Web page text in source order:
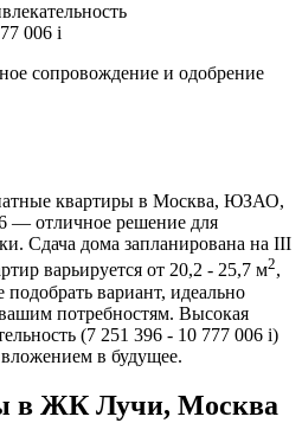
006 i
сопровождение и одобрение
квартиры в Москва, ЮЗАО,
— отличное решение для
Сдача дома запланирована на III
варьируется от 20,2 - 25,7 м2,
вариант, идеально
потребностям. Высокая
(7 251 396 - 10 777 006 i)
в будущее.
в ЖК Лучи, Москва